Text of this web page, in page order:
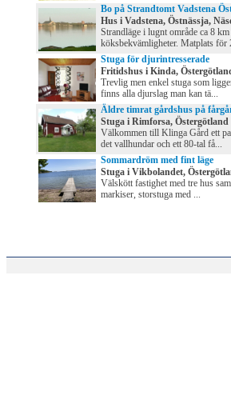
Bo på Strandtomt Vadstena
Hus i Vadstena, Östnässja,
Strandläge i lugnt område ca 8
köksbekvämligheter. Matplats för
Stuga för djurintresserade
Fritidshus i Kinda,
Trevlig men enkel stuga som
finns alla djurslag man kan tä...
Äldre timrat gårdshus på
Stuga i Rimforsa, Östergötland
Välkommen till Klinga Gård ett
det vallhundar och ett 80-tal få...
Sommardröm med fint läge
Stuga i Vikbolandet,
Välskött fastighet med tre hus
markiser, storstuga med ...